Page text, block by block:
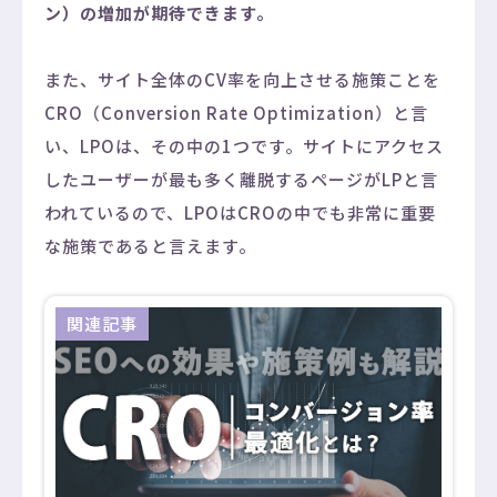
ン）の増加が期待できます。
また、サイト全体のCV率を向上させる施策ことを
CRO（Conversion Rate Optimization）と言
い、LPOは、その中の1つです。サイトにアクセス
したユーザーが最も多く離脱するページがLPと言
われているので、LPOはCROの中でも非常に重要
な施策であると言えます。